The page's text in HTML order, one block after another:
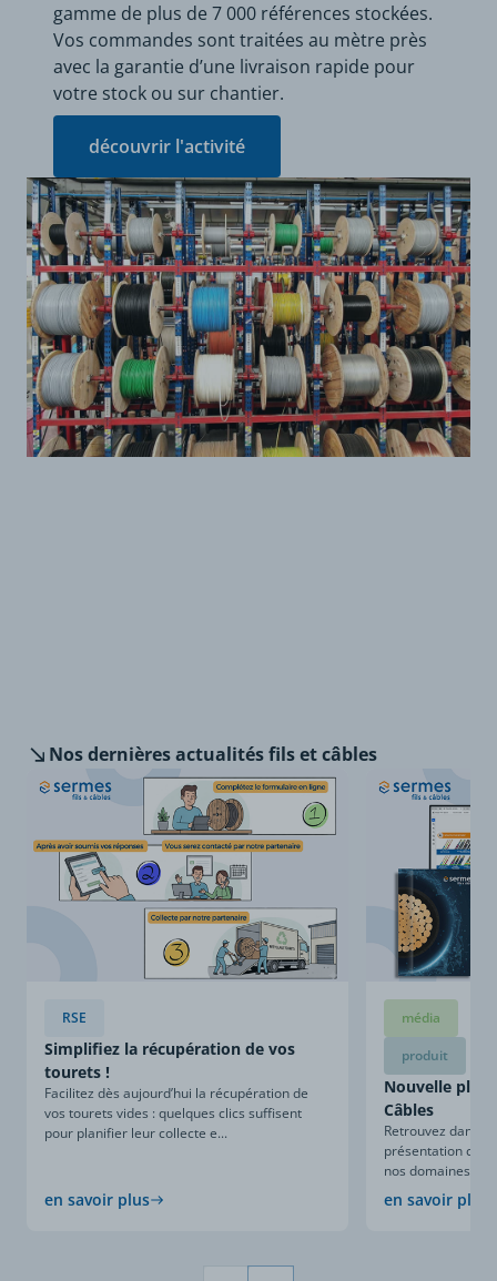
gamme de plus de 7 000 références stockées.
Vos commandes sont traitées au mètre près
avec la garantie d’une livraison rapide pour
votre stock ou sur chantier.
découvrir l'activité
Nos dernièresactualités fils et câbles
RSE
Simplifiez la récupération de vos
tourets !
Facilitez dès aujourd’hui la récupération de
vos tourets vides : quelques clics suffisent
pour planifier leur collecte e...
en savoir plus
média
produit
Nouvelle
Câbles
Retrouvez dans
présentation
nos domaines
en savoir plus